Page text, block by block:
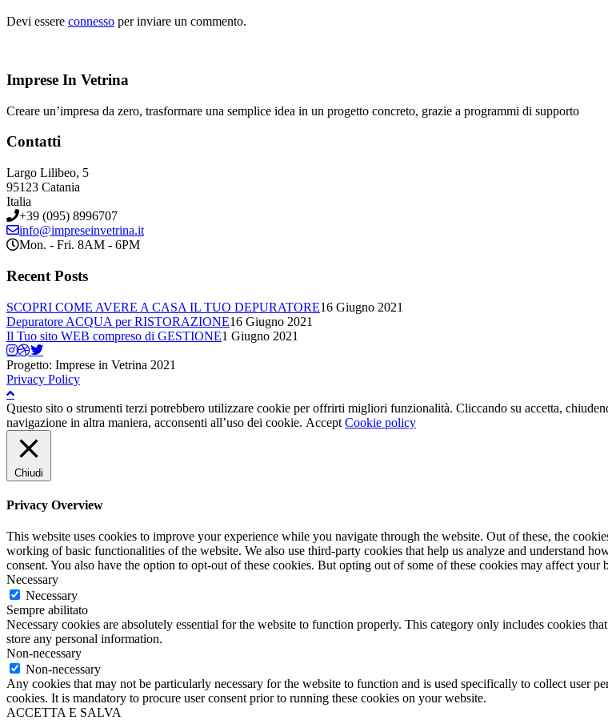
Devi essere connesso per inviare un commento.
Imprese In Vetrina
Creare un’impresa da zero, trasformare una semplice idea in un progetto concreto, grazie a programmi di supporto
Contatti
Largo Lilibeo, 5
95123 Catania
Italia
+39 (095) 8996707
info@impreseinvetrina.it
Mon. - Fri. 8AM - 6PM
Recent Posts
SCOPRI COME AVERE A CASA IL TUO DEPURATORE16 Giugno 2021
Depuratore ACQUA per RISTORAZIONE16 Giugno 2021
Il Tuo sito WEB compreso di GESTIONE1 Giugno 2021
Progetto: Imprese in Vetrina 2021
Privacy Policy
Questo sito o strumenti terzi potrebbero utilizzare cookie per offrirti migliori funzionalità. Cliccando su accetta,
navigazione in altra maniera, acconsenti all’uso dei cookie. Accept Cookie policy
Chiudi
Privacy Overview
This website uses cookies to improve your experience while you navigate through the website. Out of these, the
working of basic functionalities of the website. We also use third-party cookies that help us analyze and understand
consent. You also have the option to opt-out of these cookies. But opting out of some of these cookies may affect your
Necessary
Necessary
Sempre abilitato
Necessary cookies are absolutely essential for the website to function properly. This category only includes cookies
store any personal information.
Non-necessary
Non-necessary
Any cookies that may not be particularly necessary for the website to function and is used specifically to collect user
cookies. It is mandatory to procure user consent prior to running these cookies on your website.
ACCETTA E SALVA